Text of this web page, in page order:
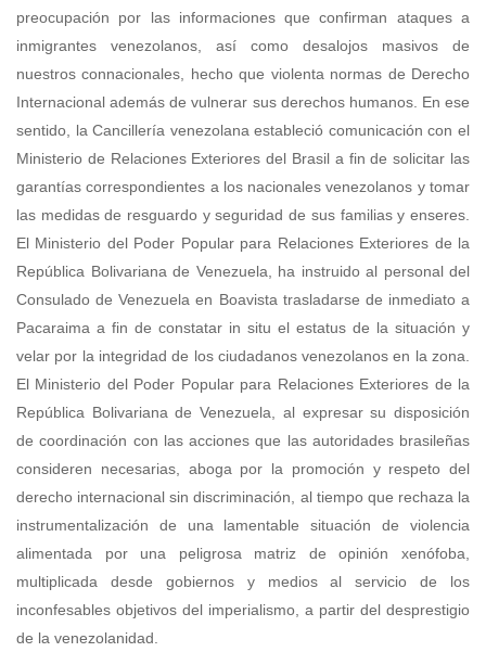
preocupación por las informaciones que confirman ataques a
inmigrantes venezolanos, así como desalojos masivos de
nuestros connacionales, hecho que violenta normas de Derecho
Internacional además de vulnerar sus derechos humanos. En ese
sentido, la Cancillería venezolana estableció comunicación con el
Ministerio de Relaciones Exteriores del Brasil a fin de solicitar las
garantías correspondientes a los nacionales venezolanos y tomar
las medidas de resguardo y seguridad de sus familias y enseres.
El Ministerio del Poder Popular para Relaciones Exteriores de la
República Bolivariana de Venezuela, ha instruido al personal del
Consulado de Venezuela en Boavista trasladarse de inmediato a
Pacaraima a fin de constatar in situ el estatus de la situación y
velar por la integridad de los ciudadanos venezolanos en la zona.
El Ministerio del Poder Popular para Relaciones Exteriores de la
República Bolivariana de Venezuela, al expresar su disposición
de coordinación con las acciones que las autoridades brasileñas
consideren necesarias, aboga por la promoción y respeto del
derecho internacional sin discriminación, al tiempo que rechaza la
instrumentalización de una lamentable situación de violencia
alimentada por una peligrosa matriz de opinión xenófoba,
multiplicada desde gobiernos y medios al servicio de los
inconfesables objetivos del imperialismo, a partir del desprestigio
de la venezolanidad.